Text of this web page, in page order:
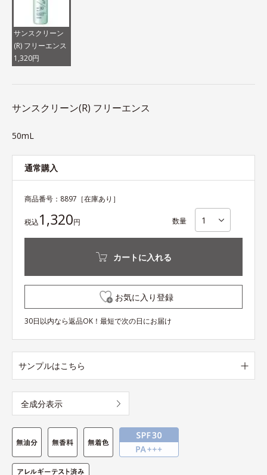
サンスクリーン
(R) フリーエンス
1,320円
サンスクリーン(R) フリーエンス
50mL
通常購入
商品番号： 8897 ［在庫あり］
税込1,320円 数量
カートに入れる
お気に入り登録
30日以内なら返品OK！最短で次の日にお届け
サンプルはこちら
全成分表示